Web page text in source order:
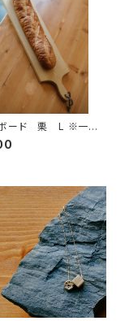
ボード 栗 L ※一点